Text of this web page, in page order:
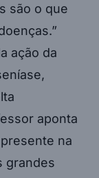
são o que
ação da
aponta
na
grandes